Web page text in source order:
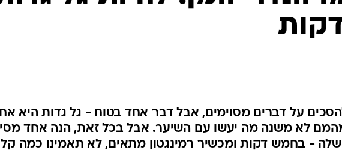
להסכים על דברים מסוימים, אבל דבר אחד בטוח - גל גדות היא
מהמם לא משנה מה יעשו עם השיער. אבל בכל זאת, הנה אחד
שלה - בחמש דקות ומכשיר רמינגטון מתאים, לא תאמינו כמה קל